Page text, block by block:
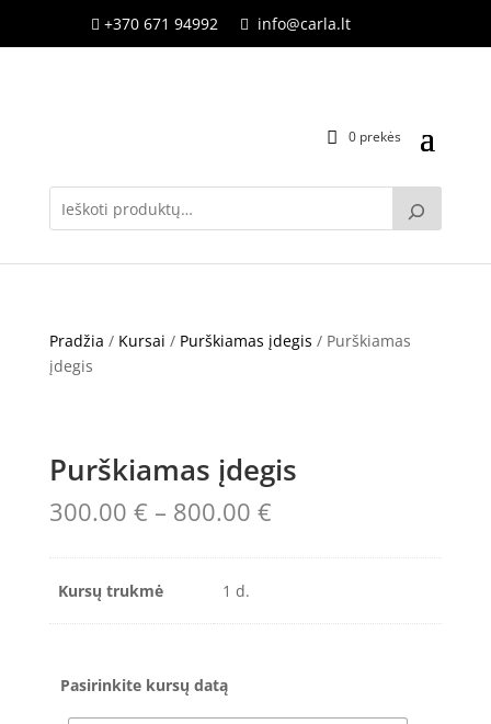
 +370 671 94992  info@carla.lt
0 prekės
Pradžia / Kursai / Purškiamas įdegis / Purškiamas
įdegis
Purškiamas įdegis
300.00 € – 800.00 €Price
300.00 €
Kursų trukmė 1 d.
Pasirinkite kursų datą